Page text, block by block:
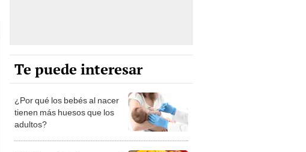
Te puede interesar
¿Por qué los bebés al nacer
tienen más huesos que los
adultos?